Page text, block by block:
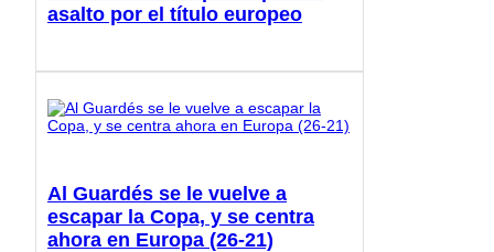
asalto por el título europeo
Al Guardés se le vuelve a
escapar la Copa, y se centra
ahora en Europa (26-21)